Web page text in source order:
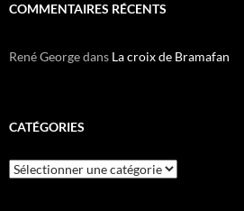
COMMENTAIRES RÉCENTS
René Georgedans La croix de Bramafan
CATÉGORIES
Catégories